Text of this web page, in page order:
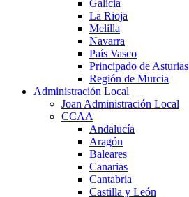
Galicia
La Rioja
Melilla
Navarra
País Vasco
Principado de Asturias
Región de Murcia
Administración Local
Joan Administración Local
CCAA
Andalucía
Aragón
Baleares
Canarias
Cantabria
Castilla y León